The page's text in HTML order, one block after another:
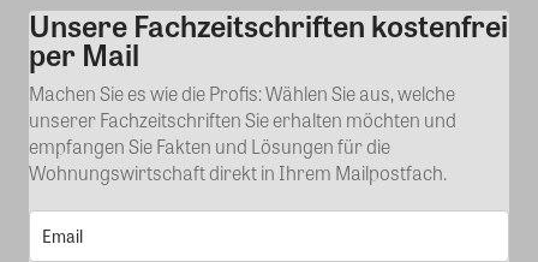
Kommentar
Unsere Fachzeitschriften kostenfrei
per Mail
Machen Sie es wie die Profis: Wählen Sie aus, welche
unserer Fachzeitschriften Sie erhalten möchten und
empfangen Sie Fakten und Lösungen für die
Wohnungswirtschaft direkt in Ihrem Mailpostfach.